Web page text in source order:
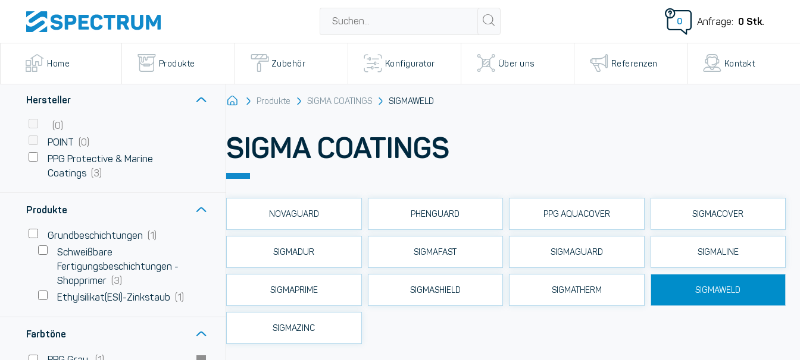
0 Anfrage: 0 Stk.
Home Produkte Zubehör Konfigurator Über uns Referenzen Kontakt
Hersteller
(0)
POINT (0)
PPG Protective & Marine
Coatings (3)
Produkte
Grundbeschichtungen (1)
Schweißbare
Fertigungsbeschichtungen -
Shopprimer (3)
Ethylsilikat(ESI)-Zinkstaub (1)
Farbtöne
Produkte SIGMA COATINGS SIGMAWELD
SIGMA COATINGS
NOVAGUARD PHENGUARD PPG AQUACOVER SIGMACOVER
SIGMADUR SIGMAFAST SIGMAGUARD SIGMALINE
SIGMAPRIME SIGMASHIELD SIGMATHERM SIGMAWELD
SIGMAZINC